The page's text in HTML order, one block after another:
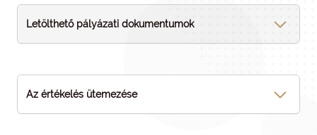
Letölthető pályázati dokumentumok
Az értékelés ütemezése